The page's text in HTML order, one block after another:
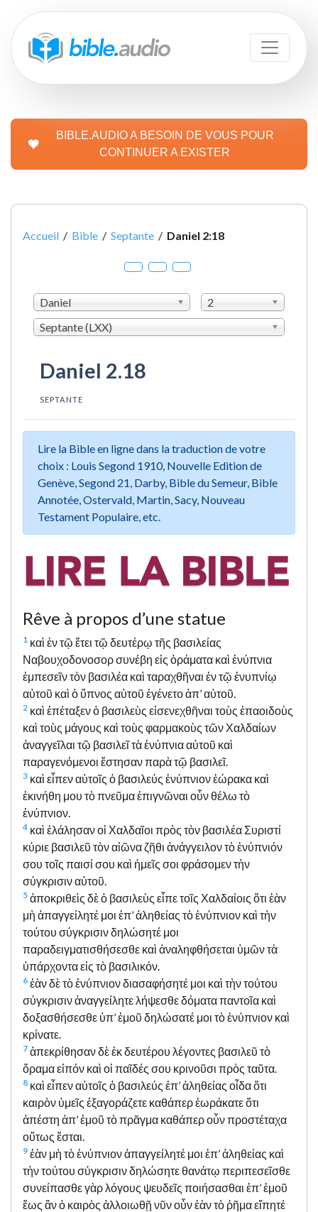
BIBLE.AUDIO A BESOIN DE VOUS POUR
CONTINUER A EXISTER
Accueil / Bible / Septante / Daniel 2:18
Daniel
2
Septante (LXX)
Daniel 2.18
SEPTANTE
Lire la Bible en ligne dans la traduction de votre
choix : Louis Segond 1910, Nouvelle Edition de
Genève, Segond 21, Darby, Bible du Semeur, Bible
Annotée, Ostervald, Martin, Sacy, Nouveau
Testament Populaire, etc.
Rêve à propos d’une statue
1 καὶ ἐν τῷ ἔτει τῷ δευτέρῳ τῆς βασιλείας
Ναβουχοδονοσορ συνέβη εἰς ὁράματα καὶ ἐνύπνια
ἐμπεσεῖν τὸν βασιλέα καὶ ταραχθῆναι ἐν τῷ ἐνυπνίῳ
αὐτοῦ καὶ ὁ ὕπνος αὐτοῦ ἐγένετο ἀπ’ αὐτοῦ.
2 καὶ ἐπέταξεν ὁ βασιλεὺς εἰσενεχθῆναι τοὺς ἐπαοιδοὺς
καὶ τοὺς μάγους καὶ τοὺς φαρμακοὺς τῶν Χαλδαίων
ἀναγγεῖλαι τῷ βασιλεῖ τὰ ἐνύπνια αὐτοῦ καὶ
παραγενόμενοι ἔστησαν παρὰ τῷ βασιλεῖ.
3 καὶ εἶπεν αὐτοῖς ὁ βασιλεύς ἐνύπνιον ἑώρακα καὶ
ἐκινήθη μου τὸ πνεῦμα ἐπιγνῶναι οὖν θέλω τὸ
ἐνύπνιον.
4 καὶ ἐλάλησαν οἱ Χαλδαῖοι πρὸς τὸν βασιλέα Συριστί
κύριε βασιλεῦ τὸν αἰῶνα ζῆθι ἀνάγγειλον τὸ ἐνύπνιόν
σου τοῖς παισί σου καὶ ἡμεῖς σοι φράσομεν τὴν
σύγκρισιν αὐτοῦ.
5 ἀποκριθεὶς δὲ ὁ βασιλεὺς εἶπε τοῖς Χαλδαίοις ὅτι ἐὰν
μὴ ἀπαγγείλητέ μοι ἐπ’ ἀληθείας τὸ ἐνύπνιον καὶ τὴν
τούτου σύγκρισιν δηλώσητέ μοι
παραδειγματισθήσεσθε καὶ ἀναληφθήσεται ὑμῶν τὰ
ὑπάρχοντα εἰς τὸ βασιλικόν.
6 ἐὰν δὲ τὸ ἐνύπνιον διασαφήσητέ μοι καὶ τὴν τούτου
σύγκρισιν ἀναγγείλητε λήψεσθε δόματα παντοῖα καὶ
δοξασθήσεσθε ὑπ’ ἐμοῦ δηλώσατέ μοι τὸ ἐνύπνιον καὶ
κρίνατε.
7 ἀπεκρίθησαν δὲ ἐκ δευτέρου λέγοντες βασιλεῦ τὸ
ὅραμα εἰπόν καὶ οἱ παῖδές σου κρινοῦσι πρὸς ταῦτα.
8 καὶ εἶπεν αὐτοῖς ὁ βασιλεύς ἐπ’ ἀληθείας οἶδα ὅτι
καιρὸν ὑμεῖς ἐξαγοράζετε καθάπερ ἑωράκατε ὅτι
ἀπέστη ἀπ’ ἐμοῦ τὸ πρᾶγμα καθάπερ οὖν προστέταχα
οὕτως ἔσται.
9 ἐὰν μὴ τὸ ἐνύπνιον ἀπαγγείλητέ μοι ἐπ’ ἀληθείας καὶ
τὴν τούτου σύγκρισιν δηλώσητε θανάτῳ περιπεσεῖσθε
συνείπασθε γὰρ λόγους ψευδεῖς ποιήσασθαι ἐπ’ ἐμοῦ
ἕως ἂν ὁ καιρὸς ἀλλοιωθῇ νῦν οὖν ἐὰν τὸ ῥῆμα εἴπητέ